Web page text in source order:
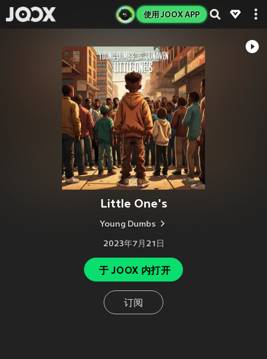
使用 JOOX APP
Little One's
Young Dumbs
2023年7月21日
于 JOOX 内打开
订阅